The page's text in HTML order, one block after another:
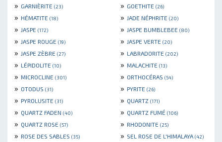
» GARNIÈRITE (23) » GOETHITE (26)
» HÉMATITE (18) » JADE NÉPHRITE (20)
» JASPE (172) » JASPE BUMBLEBEE (80)
» JASPE ROUGE (19) » JASPE VERTE (20)
» JASPE ZÈBRE (27) » LABRADORITE (202)
» LÉPIDOLITE (10) » MALACHITE (13)
» MICROCLINE (301) » ORTHOCÉRAS (54)
» OTODUS (31) » PYRITE (26)
» PYROLUSITE (31) » QUARTZ (171)
» QUARTZ FADEN (40) » QUARTZ FUMÉ (106)
» QUARTZ ROSE (57) » RHODONITE (25)
» ROSE DES SABLES (35) » SEL ROSE DE L'HIMALAYA (42)